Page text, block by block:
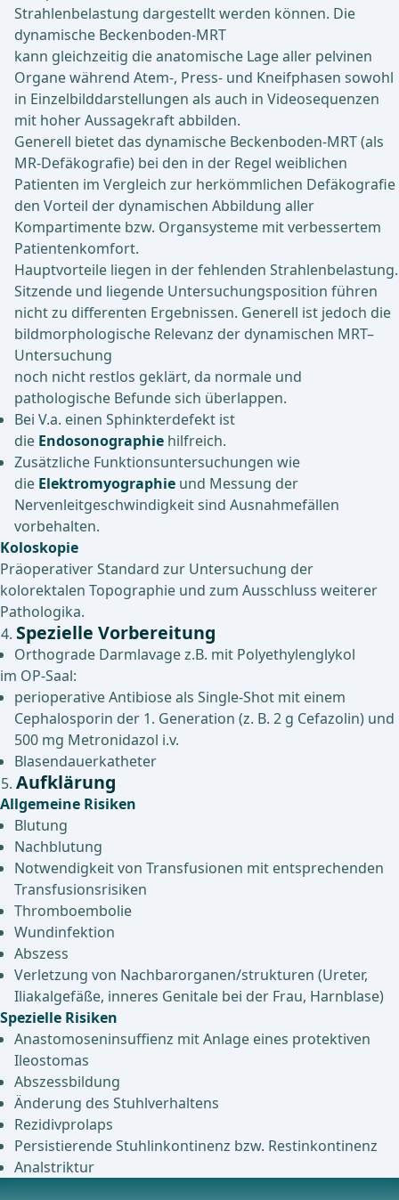
Strahlenbelastung dargestellt werden können. Die
dynamische Beckenboden-MRT
kann gleichzeitig die anatomische Lage aller pelvinen
Organe während Atem-, Press- und Kneifphasen sowohl
in Einzelbilddarstellungen als auch in Videosequenzen
mit hoher Aussagekraft abbilden.
Generell bietet das dynamische Beckenboden-MRT (als
MR‑Defäkografie) bei den in der Regel weiblichen
Patienten im Vergleich zur herkömmlichen Defäkografie
den Vorteil der dynamischen Abbildung aller
Kompartimente bzw. Organsysteme mit verbessertem
Patientenkomfort.
Hauptvorteile liegen in der fehlenden Strahlenbelastung.
Sitzende und liegende Untersuchungsposition führen
nicht zu differenten Ergebnissen. Generell ist jedoch die
bildmorphologische Relevanz der dynamischen MRT–
Untersuchung
noch nicht restlos geklärt, da normale und
pathologische Befunde sich überlappen.
Bei V.a. einen Sphinkterdefekt ist
die Endosonographie hilfreich.
Zusätzliche Funktionsuntersuchungen wie
die Elektromyographie und Messung der
Nervenleitgeschwindigkeit sind Ausnahmefällen
vorbehalten.
Koloskopie
Präoperativer Standard zur Untersuchung der
kolorektalen Topographie und zum Ausschluss weiterer
Pathologika.
Spezielle Vorbereitung
Orthograde Darmlavage z.B. mit Polyethylenglykol
im OP-Saal:
perioperative Antibiose als Single-Shot mit einem
Cephalosporin der 1. Generation (z. B. 2 g Cefazolin) und
500 mg Metronidazol i.v.
Blasendauerkatheter
Aufklärung
Allgemeine Risiken
Blutung
Nachblutung
Notwendigkeit von Transfusionen mit entsprechenden
Transfusionsrisiken
Thromboembolie
Wundinfektion
Abszess
Verletzung von Nachbarorganen/strukturen (Ureter,
Iliakalgefäße, inneres Genitale bei der Frau, Harnblase)
Spezielle Risiken
Anastomoseninsuffienz mit Anlage eines protektiven
Ileostomas
Abszessbildung
Änderung des Stuhlverhaltens
Rezidivprolaps
Persistierende Stuhlinkontinenz bzw. Restinkontinenz
Analstriktur
Anästhesie